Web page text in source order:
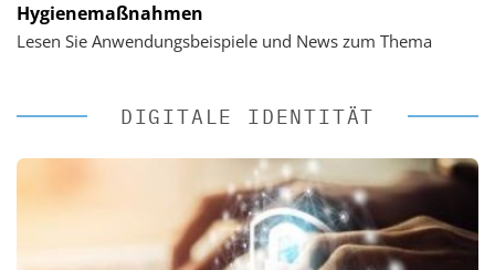
Hygienemaßnahmen
Lesen Sie Anwendungsbeispiele und News zum Thema
DIGITALE IDENTITÄT